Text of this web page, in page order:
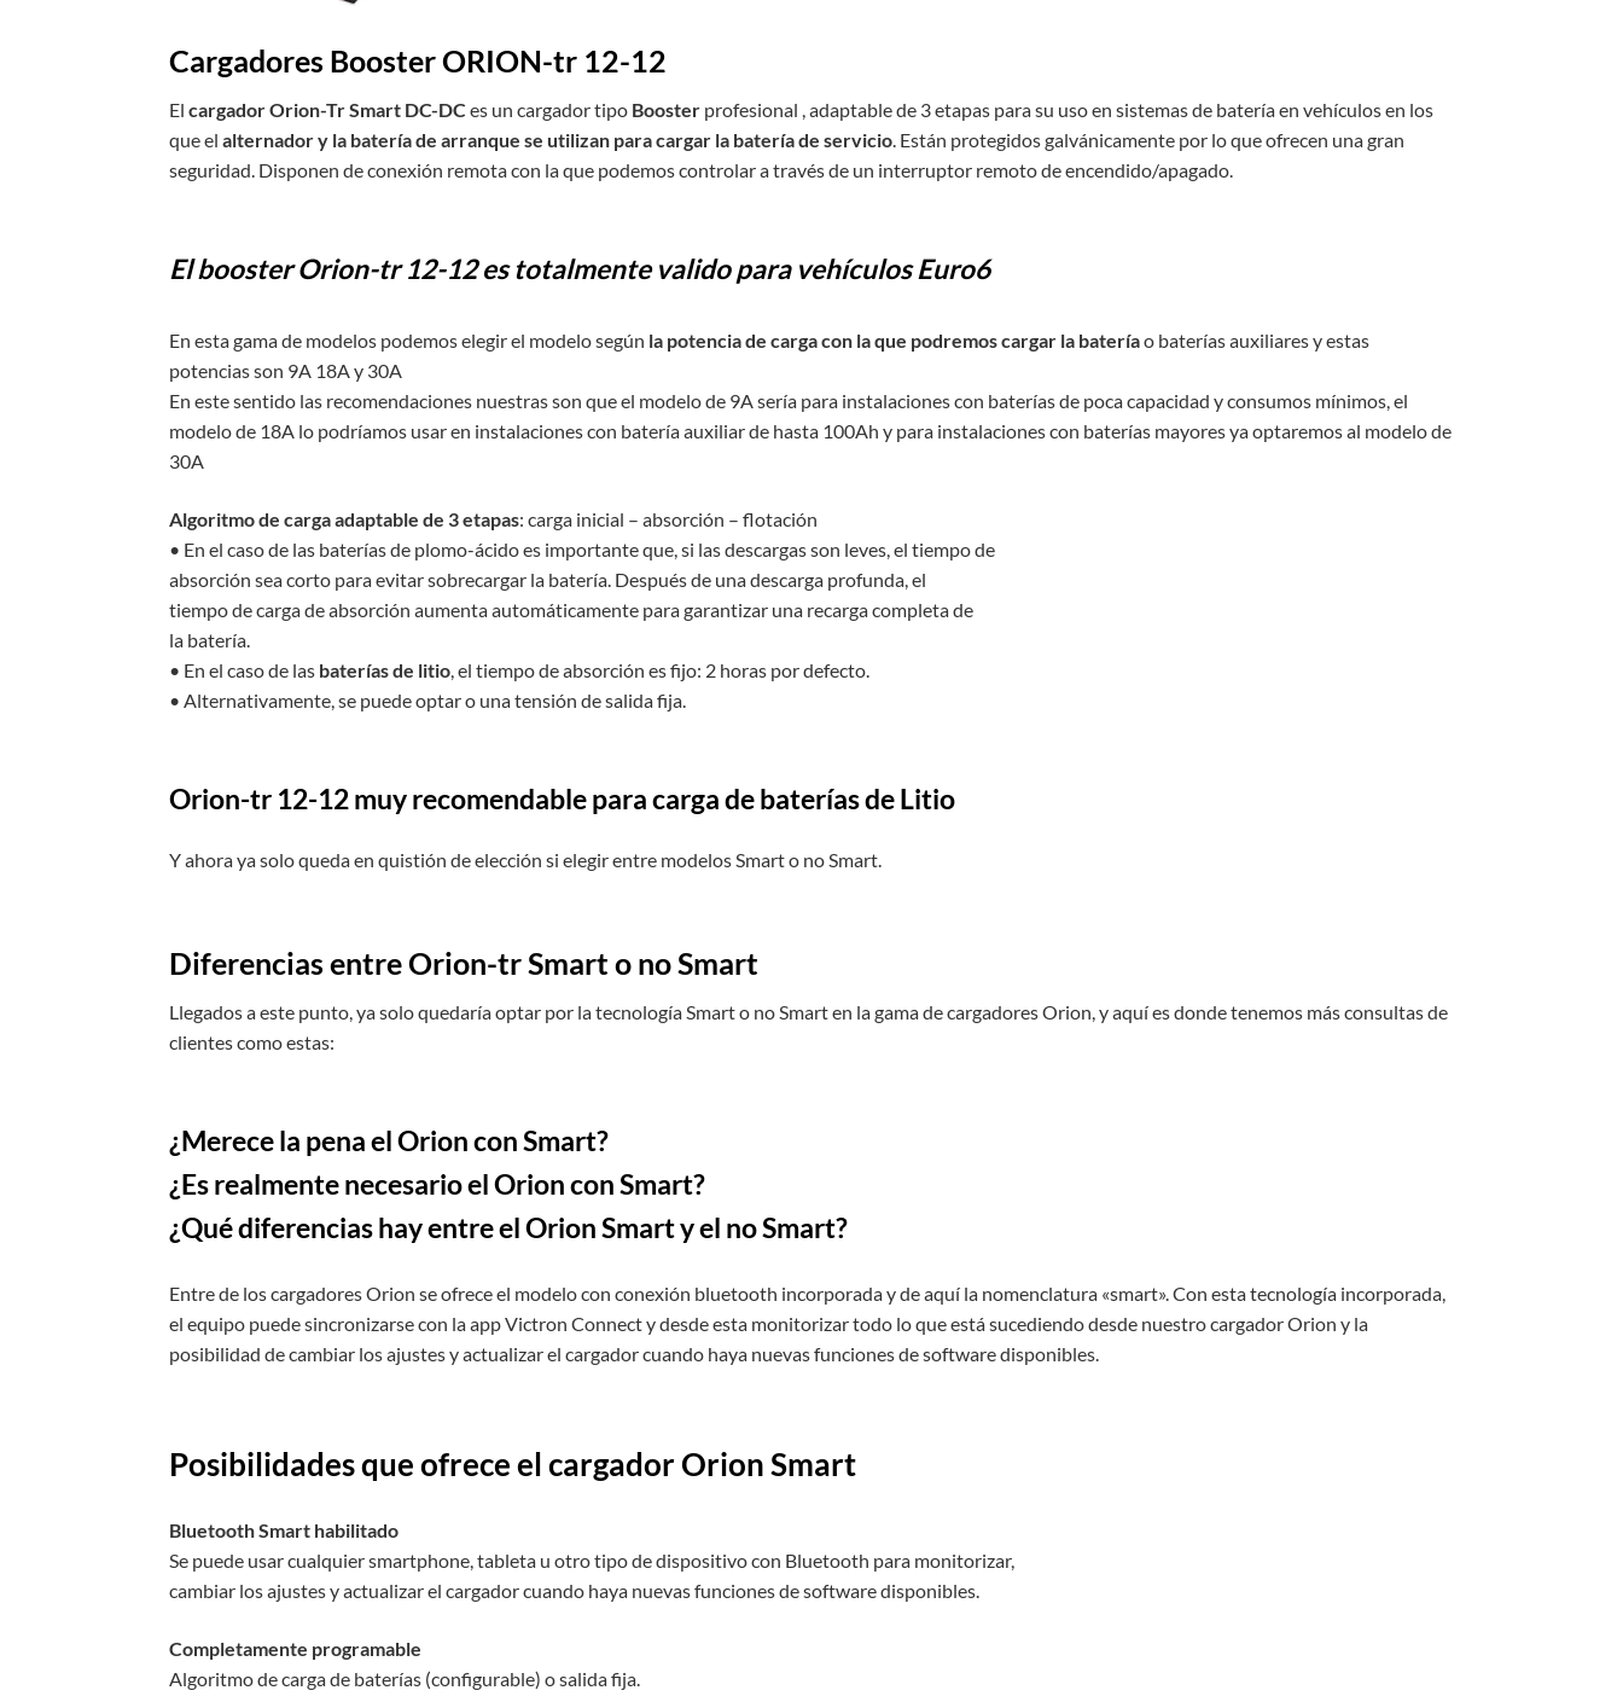
Cargadores Booster ORION-tr 12-12
Elcargador Orion-Tr Smart DC-DC es un cargador tipo Booster profesional , adaptable de 3 etapas para su uso en sistemas de batería en vehículos en los
que elalternador y la batería de arranque se utilizan para cargar la batería de servicio. Están protegidos galvánicamente por lo que ofrecen una gran
seguridad. Disponen de conexión remota con la que podemos controlar a través de un interruptor remoto de encendido/apagado.
El booster Orion-tr 12-12 es totalmente valido para vehículos Euro6
En esta gama de modelos podemos elegir el modelo según la potencia de carga con la que podremos cargar la bateríao baterías auxiliares y estas
potencias son 9A 18A y 30A
En este sentido las recomendaciones nuestras son que el modelo de 9A sería para instalaciones con baterías de poca capacidad y consumos mínimos, el
modelo de 18A lo podríamos usar en instalaciones con batería auxiliar de hasta 100Ah y para instalaciones con baterías mayores ya optaremos al modelo de
30A
Algoritmo de carga adaptable de 3 etapas: carga inicial – absorción – flotación
• En el caso de las baterías de plomo-ácido es importante que, si las descargas son leves, el tiempo de
absorción sea corto para evitar sobrecargar la batería. Después de una descarga profunda, el
tiempo de carga de absorción aumenta automáticamente para garantizar una recarga completa de
la batería.
• En el caso de las baterías de litio, el tiempo de absorción es fijo: 2 horas por defecto.
• Alternativamente, se puede optar o una tensión de salida fija.
Orion-tr 12-12 muy recomendable para carga de baterías de Litio
Y ahora ya solo queda en quistión de elección si elegir entre modelos Smart o no Smart.
Diferencias entre Orion-tr Smart o no Smart
Llegados a este punto, ya solo quedaría optar por la tecnología Smart o no Smart en la gama de cargadores Orion, y aquí es donde tenemos más consultas de
clientes como estas:
¿Merece la pena el Orion con Smart?
¿Es realmente necesario el Orion con Smart?
¿Qué diferencias hay entre el Orion Smart y el no Smart?
Entre de los cargadores Orion se ofrece el modelo con conexión bluetooth incorporada y de aquí la nomenclatura «smart». Con esta tecnología incorporada,
el equipo puede sincronizarse con la app Victron Connect y desde esta monitorizar todo lo que está sucediendo desde nuestro cargador Orion y la
posibilidad de cambiar los ajustes y actualizar el cargador cuando haya nuevas funciones de software disponibles.
Posibilidades que ofrece el cargador Orion Smart
Bluetooth Smart habilitado
Se puede usar cualquier smartphone, tableta u otro tipo de dispositivo con Bluetooth para monitorizar,
cambiar los ajustes y actualizar el cargador cuando haya nuevas funciones de software disponibles.
Completamente programable
Algoritmo de carga de baterías (configurable) o salida fija.